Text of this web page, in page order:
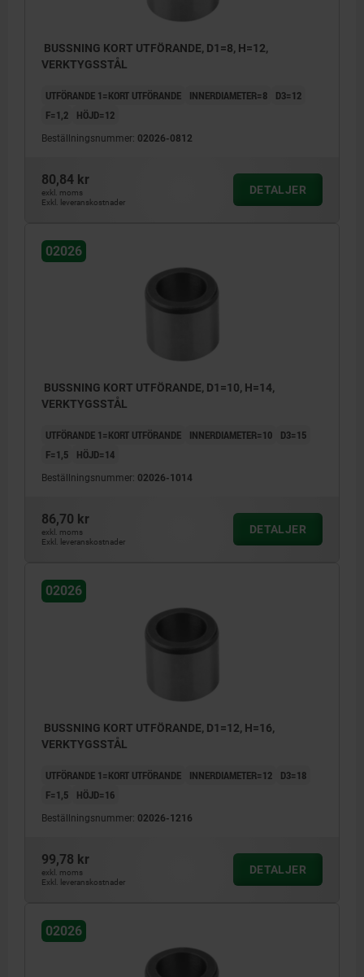
BUSSNING KORT UTFÖRANDE, D1=8, H=12,
VERKTYGSSTÅL
UTFÖRANDE 1=KORT UTFÖRANDE INNERDIAMETER=8
D3=12
F=1,2
HÖJD=12
Beställningsnummer: 02026-0812
80,84 kr
exkl. moms
Exkl. leveranskostnader
DETALJER
02026
BUSSNING KORT UTFÖRANDE, D1=10, H=14,
VERKTYGSSTÅL
UTFÖRANDE 1=KORT UTFÖRANDE INNERDIAMETER=10
D3=15
F=1,5
HÖJD=14
Beställningsnummer: 02026-1014
86,70 kr
exkl. moms
Exkl. leveranskostnader
DETALJER
02026
BUSSNING KORT UTFÖRANDE, D1=12, H=16,
VERKTYGSSTÅL
UTFÖRANDE 1=KORT UTFÖRANDE INNERDIAMETER=12
D3=18
F=1,5
HÖJD=16
Beställningsnummer: 02026-1216
99,78 kr
exkl. moms
Exkl. leveranskostnader
DETALJER
02026